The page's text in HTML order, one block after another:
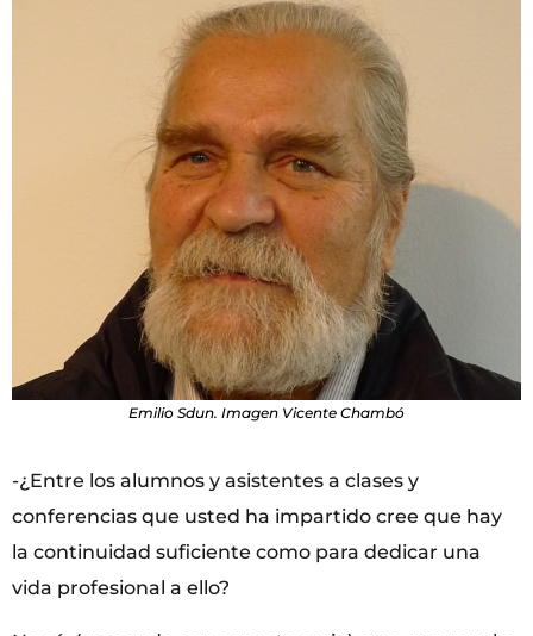
Emilio Sdun. Imagen Vicente Chambó
-¿Entre los alumnos y asistentes a clases y
conferencias que usted ha impartido cree que hay
la continuidad suficiente como para dedicar una
vida profesional a ello?